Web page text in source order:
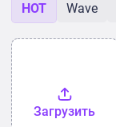
HOT Wave
Загрузить